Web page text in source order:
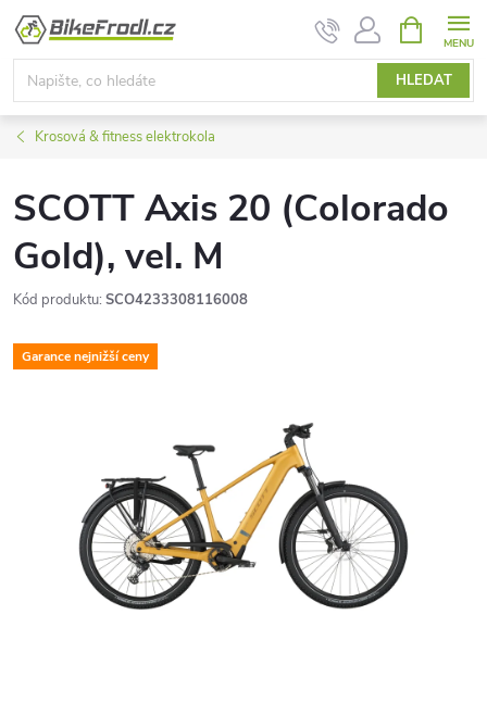
Přejít
obsah
HLEDAT
NÁKUPNÍ
KOŠÍK
Krosová & fitness elektrokola
SCOTT Axis 20 (Colorado
Gold), vel. M
Kód produktu: SCO4233308116008
Garance nejnižší ceny